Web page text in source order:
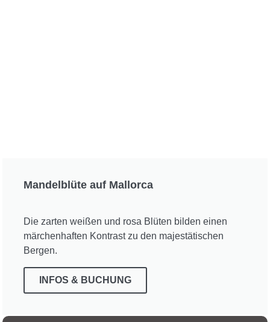
Mandelblüte auf Mallorca
Die zarten weißen und rosa Blüten bilden einen
märchenhaften Kontrast zu den majestätischen
Bergen.
INFOS & BUCHUNG